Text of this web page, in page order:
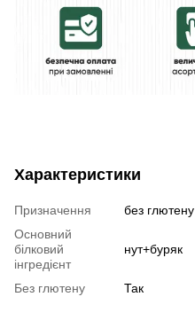
Характеристики
Призначення
без глютену
Основний
білковий
інгредієнт
нут+буряк
Без глютену Так